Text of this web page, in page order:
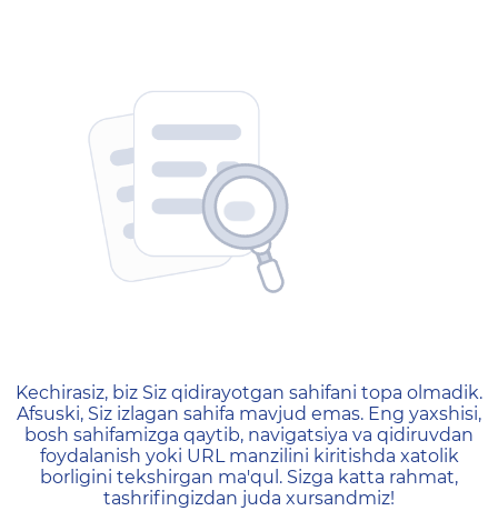
404 — Страница не
Kechirasiz, biz Siz qidirayotgan sahifani topa olmadik.
Afsuski, Siz izlagan sahifa mavjud emas. Eng yaxshisi,
bosh sahifamizga qaytib, navigatsiya va qidiruvdan
foydalanish yoki URL manzilini kiritishda xatolik
borligini tekshirgan ma'qul. Sizga katta rahmat,
tashrifingizdan juda xursandmiz!